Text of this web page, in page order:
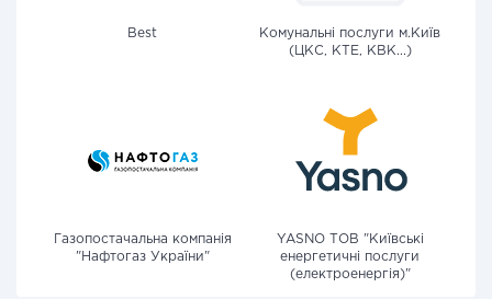
Best
Комунальні послуги м.Київ
(ЦКС, КТЕ, КВК...)
Газопостачальна компанія
"Нафтогаз України"
YASNO ТОВ "Київські
енергетичні послуги
(електроенергія)"